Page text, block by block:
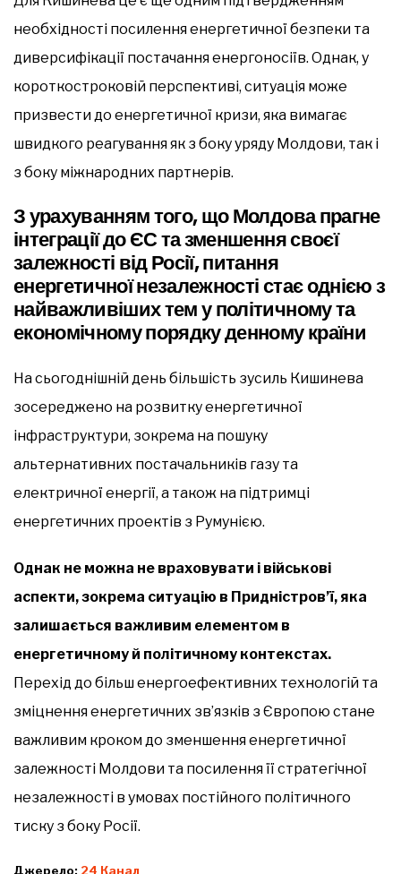
необхідності посилення енергетичної безпеки та
диверсифікації постачання енергоносіїв. Однак, у
короткостроковій перспективі, ситуація може
призвести до енергетичної кризи, яка вимагає
швидкого реагування як з боку уряду Молдови, так і
з боку міжнародних партнерів.
З урахуванням того, що Молдова прагне
інтеграції до ЄС та зменшення своєї
залежності від Росії, питання
енергетичної незалежності стає однією з
найважливіших тем у політичному та
економічному порядку денному країни
На сьогоднішній день більшість зусиль Кишинева
зосереджено на розвитку енергетичної
інфраструктури, зокрема на пошуку
альтернативних постачальників газу та
електричної енергії, а також на підтримці
енергетичних проектів з Румунією.
Однак не можна не враховувати і військові
аспекти, зокрема ситуацію в Придністров’ї, яка
залишається важливим елементом в
енергетичному й політичному контекстах.
Перехід до більш енергоефективних технологій та
зміцнення енергетичних зв’язків з Європою стане
важливим кроком до зменшення енергетичної
залежності Молдови та посилення її стратегічної
незалежності в умовах постійного політичного
тиску з боку Росії.
Джерело: 24 Канал